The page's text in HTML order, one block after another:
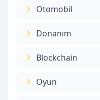
Otomobil
Donanım
Blockchain
Oyun